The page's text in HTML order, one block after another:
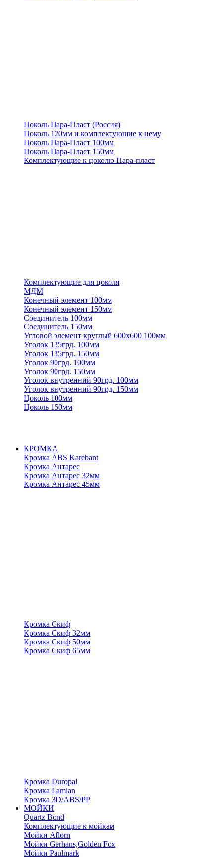
Цоколь Пара-Пласт (Россия)
Цоколь 120мм и комплектующие к нему
Цоколь Пара-Пласт 100мм
Цоколь Пара-Пласт 150мм
Комплектующие к цоколю Пара-пласт
Комплектующие для цоколя
МДМ
Конечный элемент 100мм
Конечный элемент 150мм
Соединитель 100мм
Соединитель 150мм
Угловой элемент круглый 600х600 100мм
Уголок 135грд. 100мм
Уголок 135грд. 150мм
Уголок 90грд. 100мм
Уголок 90грд. 150мм
Уголок внутренний 90грд. 100мм
Уголок внутренний 90грд. 150мм
Цоколь 100мм
Цоколь 150мм
КРОМКА
Кромка ABS Karebant
Кромка Антарес
Кромка Антарес 32мм
Кромка Антарес 45мм
Кромка Скиф
Кромка Скиф 32мм
Кромка Скиф 50мм
Кромка Скиф 65мм
Кромка Duropal
Кромка Lamian
Кромка 3D/ABS/PP
МОЙКИ
Quartz Bond
Комплектующие к мойкам
Мойки Aflorn
Мойки Gerhans,Golden Fox
Мойки Paulmark